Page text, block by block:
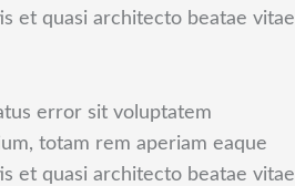
et quasi architecto beatae vitae
error sit voluptatem
totam rem aperiam eaque
et quasi architecto beatae vitae